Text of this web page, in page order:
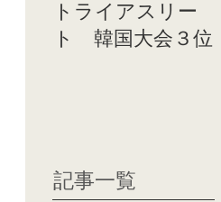
トライアスリー
ト 韓国大会３位
記事一覧